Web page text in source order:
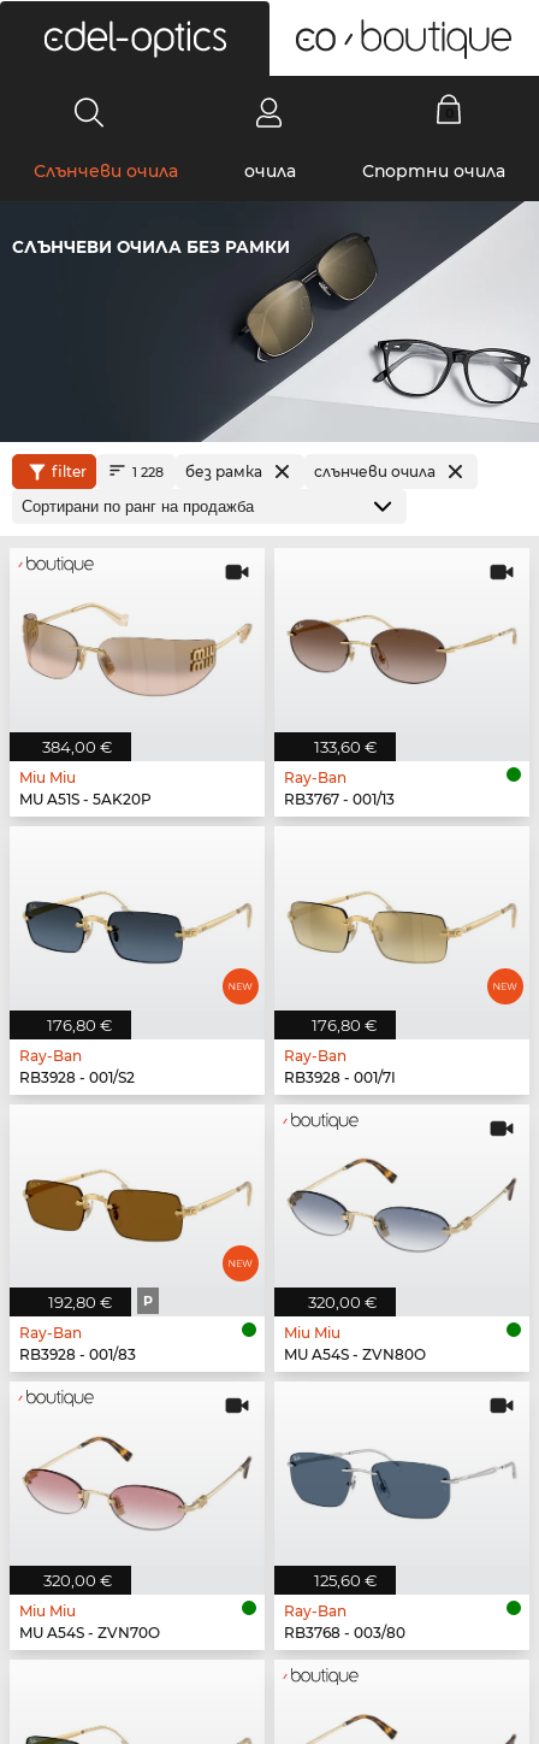
Слънчеви очила очила Спортни очила
СЛЪНЧЕВИ ОЧИЛА БЕЗ РАМКИ
filter 1 228 без рамка слънчеви очила
384,00 €
Miu Miu
MU A51S - 5AK20P
133,60 €
Ray-Ban
RB3767 - 001/13
176,80 €
Ray-Ban
RB3928 - 001/S2
176,80 €
Ray-Ban
RB3928 - 001/7I
192,80 € P
Ray-Ban
RB3928 - 001/83
320,00 €
Miu Miu
MU A54S - ZVN80O
320,00 €
Miu Miu
MU A54S - ZVN70O
125,60 €
Ray-Ban
RB3768 - 003/80